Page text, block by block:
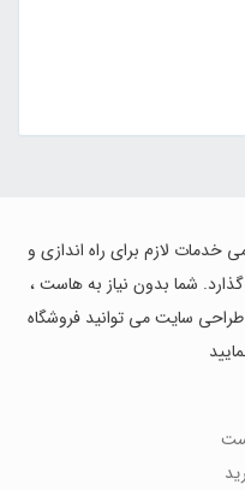
خدمات لازم برای راه اندازی و
شما بدون نیاز به هاست ،
طراحی سایت می توانید فروشگاه